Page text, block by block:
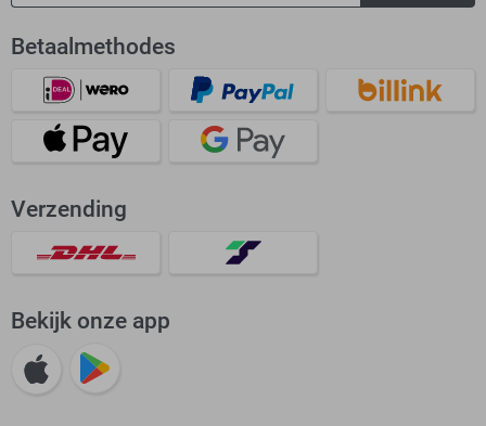
Betaalmethodes
Verzending
Bekijk onze app